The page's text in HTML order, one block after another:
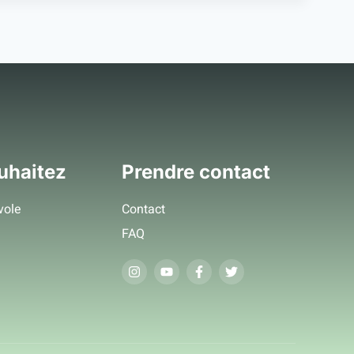
Prendre contact
Contact
FAQ